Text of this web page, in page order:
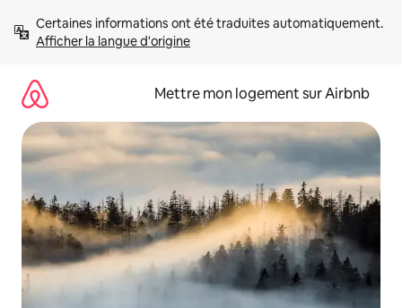
directement
Afficher la langue d'origine
Mettre mon logement sur Airbnb